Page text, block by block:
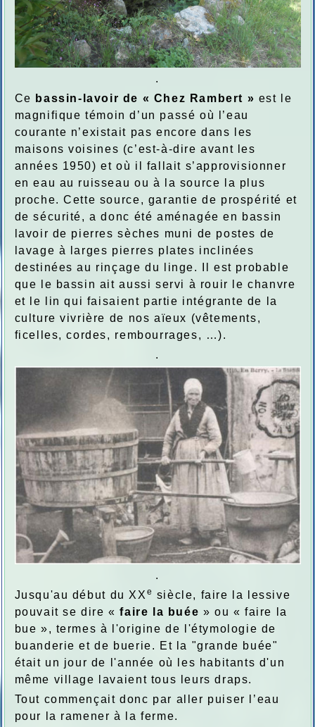
.
Ce bassin-lavoir de « Chez Rambert » est le
magnifique témoin d’un passé où l’eau
courante n’existait pas encore dans les
maisons voisines (c’est-à-dire avant les
années 1950) et où il fallait s’approvisionner
en eau au ruisseau ou à la source la plus
proche. Cette source, garantie de prospérité et
de sécurité, a donc été aménagée en bassin
lavoir de pierres sèches muni de postes de
lavage à larges pierres plates inclinées
destinées au rinçage du linge. Il est probable
que le bassin ait aussi servi à rouir le chanvre
et le lin qui faisaient partie intégrante de la
culture vivrière de nos aïeux (vêtements,
ficelles, cordes, rembourrages, …).
.
.
Jusqu'au début du XX e siècle, faire la lessive
pouvait se dire «faire la buée » ou « faire la
bue », termes à l'origine de l'étymologie de
buanderie et de buerie. Et la "grande buée"
était un jour de l'année où les habitants d'un
même village lavaient tous leurs draps.
Tout commençait donc par aller puiser l’eau
pour la ramener à la ferme.